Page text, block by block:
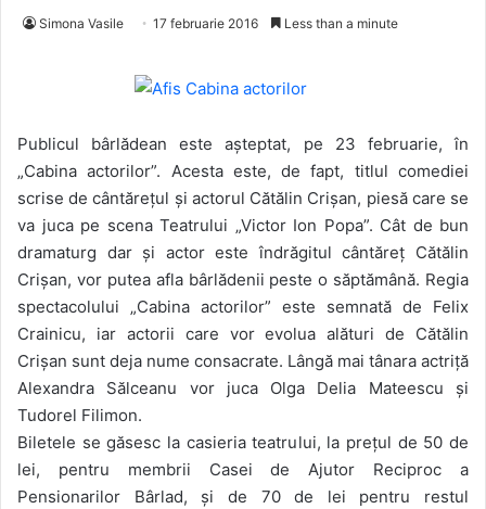
Simona Vasile 17 februarie 2016 Less than a minute
Publicul bârlădean este așteptat, pe 23 februarie, în
„Cabina actorilor”. Acesta este, de fapt, titlul comediei
scrise de cântărețul și actorul Cătălin Crișan, piesă care se
va juca pe scena Teatrului „Victor Ion Popa”. Cât de bun
dramaturg dar și actor este îndrăgitul cântăreț Cătălin
Crișan, vor putea afla bârlădenii peste o săptămână. Regia
spectacolului „Cabina actorilor” este semnată de Felix
Crainicu, iar actorii care vor evolua alături de Cătălin
Crișan sunt deja nume consacrate. Lângă mai tânara actriță
Alexandra Sălceanu vor juca Olga Delia Mateescu și
Tudorel Filimon.
Biletele se găsesc la casieria teatrului, la prețul de 50 de
lei, pentru membrii Casei de Ajutor Reciproc a
Pensionarilor Bârlad, și de 70 de lei pentru restul